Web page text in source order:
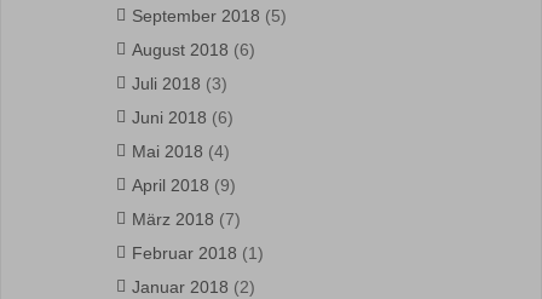
September 2018 (5)
August 2018 (6)
Juli 2018 (3)
Juni 2018 (6)
Mai 2018 (4)
April 2018 (9)
März 2018 (7)
Februar 2018 (1)
Januar 2018 (2)